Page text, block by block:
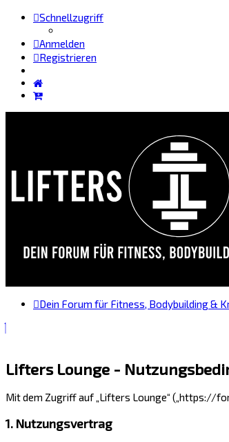
Schnellzugriff
Anmelden
Registrieren
Dein Forum für Fitness, Bodybuilding &
Lifters Lounge -
Mit dem Zugriff auf „Lifters Lounge“ („https://
1. Nutzungsvertrag